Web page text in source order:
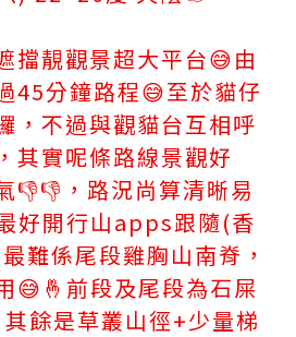
擋靚觀景超大平台😅由
45分鐘路程😅至於貓仔
，不過與觀貓台互相呼
其實呢條路線景觀好
👎👎，路況尚算清晰易
好開行山apps跟隨(香
難係尾段雞胸山南脊，
😅🤞前段及尾段為石屎
餘是草叢山徑+少量梯